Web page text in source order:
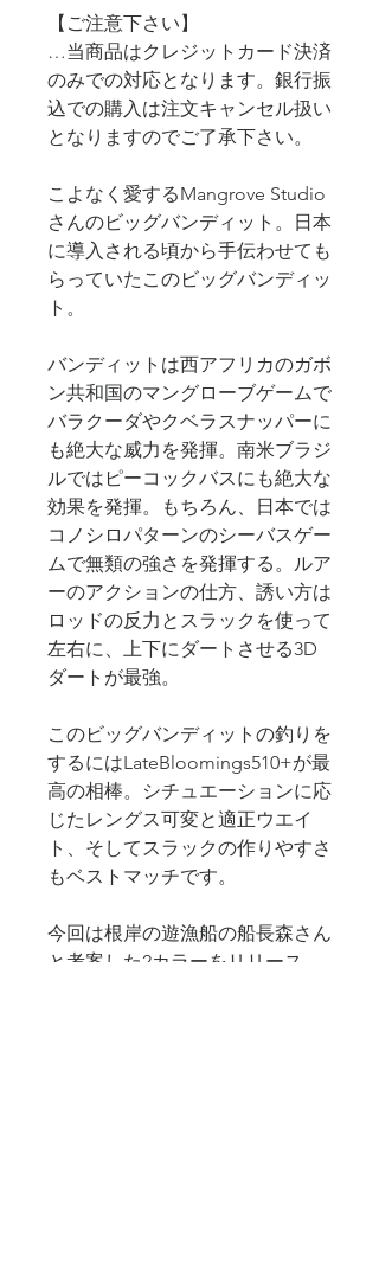
【ご注意下さい】
…当商品はクレジットカード決済
のみでの対応となります。銀行振
込での購入は注文キャンセル扱い
となりますのでご了承下さい。
こよなく愛するMangrove Studio
さんのビッグバンディット。日本
に導入される頃から手伝わせても
らっていたこのビッグバンディッ
ト。
バンディットは西アフリカのガボ
ン共和国のマングローブゲームで
バラクーダやクベラスナッパーに
も絶大な威力を発揮。南米ブラジ
ルではピーコックバスにも絶大な
効果を発揮。もちろん、日本では
コノシロパターンのシーバスゲー
ムで無類の強さを発揮する。ルア
ーのアクションの仕方、誘い方は
ロッドの反力とスラックを使って
左右に、上下にダートさせる3D
ダートが最強。
このビッグバンディットの釣りを
するにはLateBloomings510+が最
高の相棒。シチュエーションに応
じたレングス可変と適正ウエイ
ト、そしてスラックの作りやすさ
もベストマッチです。
今回は根岸の遊漁船の船長森さん
と考案した2カラーをリリース。